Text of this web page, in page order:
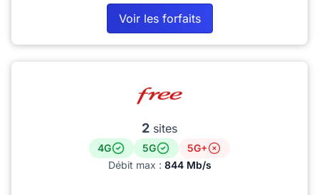
Voir les forfaits
2 sites
4G 5G
5G+
Débit max : 844 Mb/s